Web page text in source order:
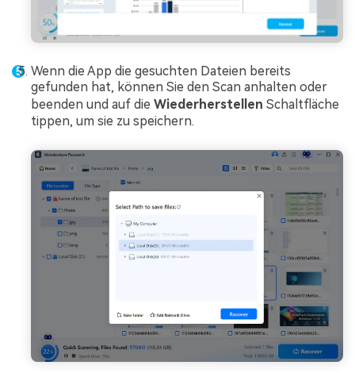
Wenn die App die gesuchten Dateien bereits
gefunden hat, können Sie den Scan anhalten oder
beenden und auf die Wiederherstellen Schaltfläche
tippen, um sie zu speichern.